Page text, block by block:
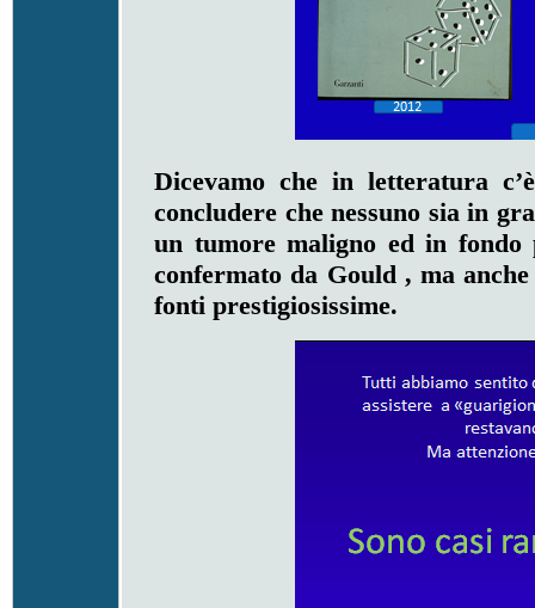
Dicevamo che in letteratura
concludere che nessuno sia in
un tumore maligno ed in
confermato da Gould , ma
fonti prestigiosissime.